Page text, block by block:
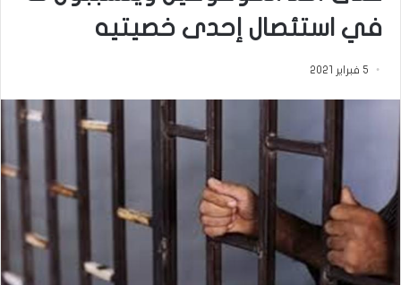
في استئصال إحدى خصيتيه
5 فبراير 2021